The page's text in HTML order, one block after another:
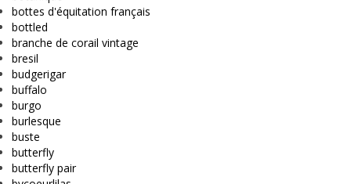
bottes d'équitation français
bottled
branche de corail vintage
bresil
budgerigar
buffalo
burgo
burlesque
buste
butterfly
butterfly pair